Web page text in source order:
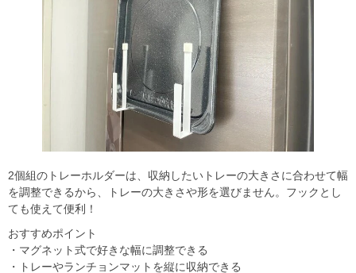
2個組のトレーホルダーは、収納したいトレーの大きさに合わせて幅
を調整できるから、トレーの大きさや形を選びません。フックとし
ても使えて便利！
おすすめポイント
・マグネット式で好きな幅に調整できる
・トレーやランチョンマットを縦に収納できる